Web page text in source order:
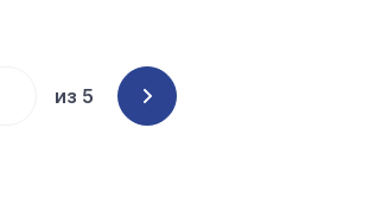
из 5